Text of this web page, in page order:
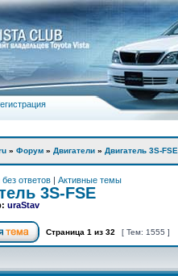
» Форум » Двигатели » Двигатель 3S-FSE
ответов | Активные темы
3S-FSE
uraStav
Страница 1 из 32 [ Тем: 1555 ]